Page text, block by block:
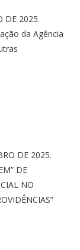
DE 2025.
da Agência
DE 2025.
DE
NO